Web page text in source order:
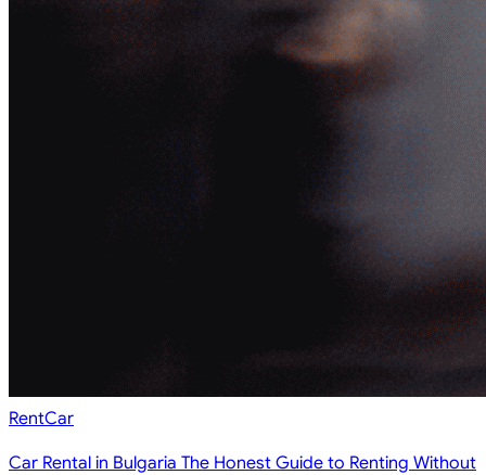
RentCar
Car Rental in Bulgaria The Honest Guide to Renting Without